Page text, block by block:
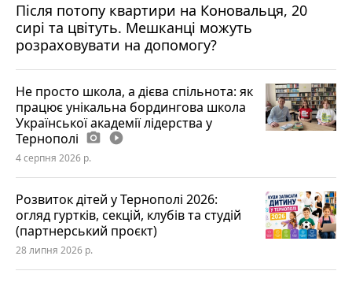
Після потопу квартири на Коновальця, 20
сирі та цвітуть. Мешканці можуть
розраховувати на допомогу?
Не просто школа, а дієва спільнота: як
працює унікальна бордингова школа
Української академії лідерства у
Тернополі photo_camera play_circle_filled
4 серпня 2026 р.
Розвиток дітей у Тернополі 2026:
огляд гуртків, секцій, клубів та студій
(партнерський проєкт)
28 липня 2026 р.